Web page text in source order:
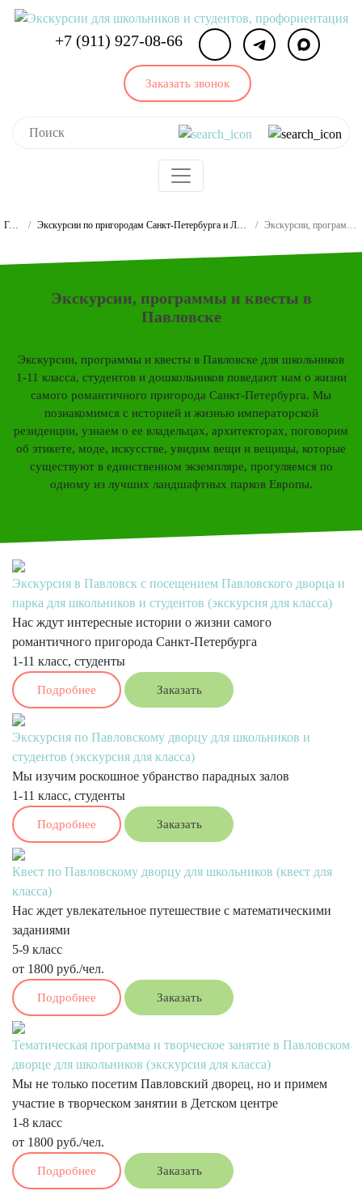
+7 (911) 927-08-66
Заказать звонок
Главная Экскурсии по пригородам Санкт-Петербурга и Ленинградской области для школьников и студентов Экскурсии, программы и квесты в Павловске
Экскурсии, программы и квесты в
Павловске
Экскурсии, программы и квесты в Павловске для школьников
1-11 класса, студентов и дошкольников поведают нам о жизни
самого романтичного пригорода Санкт-Петербурга. Мы
познакомимся с историей и жизнью императорской
резиденции, узнаем о ее владельцах, архитекторах, поговорим
об этикете, моде, искусстве, увидим вещи и вещицы, которые
существуют в единственном экземпляре, прогуляемся по
одному из лучших ландшафтных парков Европы.
Экскурсия в Павловск с посещением Павловского дворца и
парка для школьников и студентов (экскурсия для класса)
Нас ждут интересные истории о жизни самого
романтичного пригорода Санкт-Петербурга
1-11 класс, студенты
Подробнее Заказать
Экскурсия по Павловскому дворцу для школьников и
студентов (экскурсия для класса)
Мы изучим роскошное убранство парадных залов
1-11 класс, студенты
Подробнее Заказать
Квест по Павловскому дворцу для школьников (квест для
класса)
Нас ждет увлекательное путешествие с математическими
заданиями
5-9 класс
от 1800 руб./чел.
Подробнее Заказать
Тематическая программа и творческое занятие в Павловском
дворце для школьников (экскурсия для класса)
Мы не только посетим Павловский дворец, но и примем
участие в творческом занятии в Детском центре
1-8 класс
от 1800 руб./чел.
Подробнее Заказать